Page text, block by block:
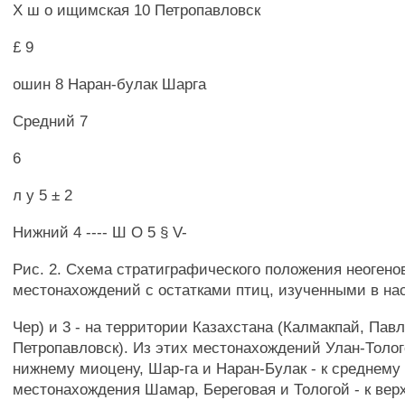
X ш о ищимская 10 Петропавловск
£ 9
ошин 8 Наран-булак Шарга
Средний 7
6
л у 5 ± 2
Нижний 4 ---- Ш О 5 § V-
Рис. 2. Схема стратиграфического положения
местонахождений с остатками птиц, изученными в
Чер) и 3 - на территории Казахстана (Калмакпай,
Петропавловск). Из этих местонахождений Улан-
нижнему миоцену, Шар-га и Наран-Булак - к среднему
местонахождения Шамар, Береговая и Тологой - к